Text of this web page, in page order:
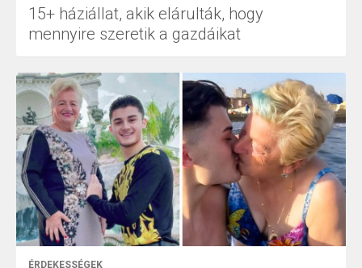
15+ háziállat, akik elárulták, hogy
mennyire szeretik a gazdáikat
ÉRDEKESSÉGEK